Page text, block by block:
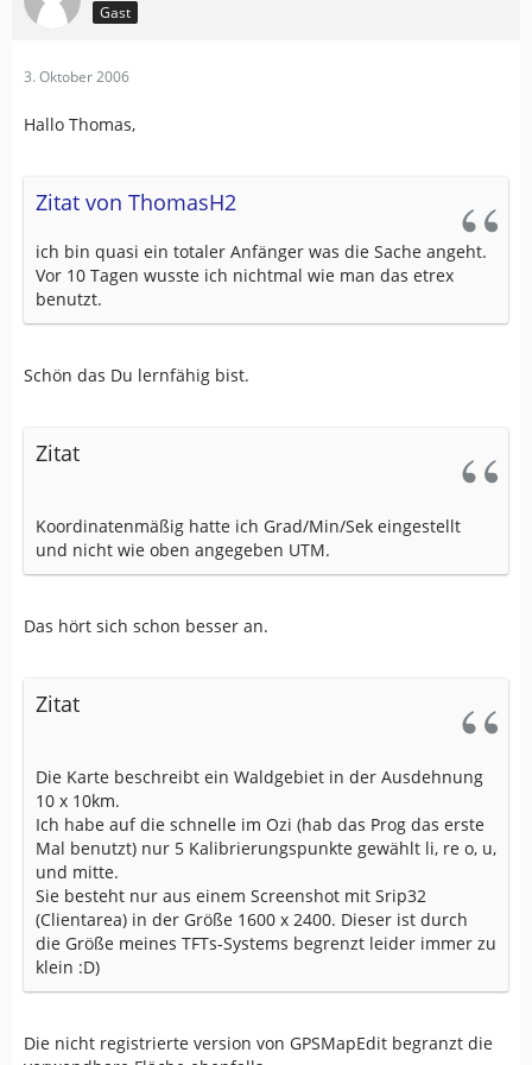
Gast
3. Oktober 2006
Hallo Thomas,
Zitat von ThomasH2
ich bin quasi ein totaler Anfänger was die Sache angeht.
Vor 10 Tagen wusste ich nichtmal wie man das etrex
benutzt.
Schön das Du lernfähig bist.
Zitat
Koordinatenmäßig hatte ich Grad/Min/Sek eingestellt
und nicht wie oben angegeben UTM.
Das hört sich schon besser an.
Zitat
Die Karte beschreibt ein Waldgebiet in der Ausdehnung
10 x 10km.
Ich habe auf die schnelle im Ozi (hab das Prog das erste
Mal benutzt) nur 5 Kalibrierungspunkte gewählt li, re o, u,
und mitte.
Sie besteht nur aus einem Screenshot mit Srip32
(Clientarea) in der Größe 1600 x 2400. Dieser ist durch
die Größe meines TFTs-Systems begrenzt leider immer zu
klein :D)
Die nicht registrierte version von GPSMapEdit begranzt die